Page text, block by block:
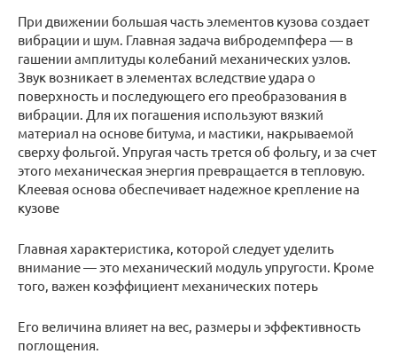
При движении большая часть элементов кузова создает
вибрации и шум. Главная задача вибродемпфера — в
гашении амплитуды колебаний механических узлов.
Звук возникает в элементах вследствие удара о
поверхность и последующего его преобразования в
вибрации. Для их погашения используют вязкий
материал на основе битума, и мастики, накрываемой
сверху фольгой. Упругая часть трется об фольгу, и за счет
этого механическая энергия превращается в тепловую.
Клеевая основа обеспечивает надежное крепление на
кузове
Главная характеристика, которой следует уделить
внимание — это механический модуль упругости. Кроме
того, важен коэффициент механических потерь
Его величина влияет на вес, размеры и эффективность
поглощения.